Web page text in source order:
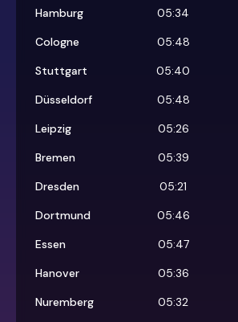
Hamburg
05:34
Cologne
05:48
Stuttgart
05:40
Düsseldorf
05:48
Leipzig
05:26
Bremen
05:39
Dresden
05:21
Dortmund
05:46
Essen
05:47
Hanover
05:36
Nuremberg
05:32